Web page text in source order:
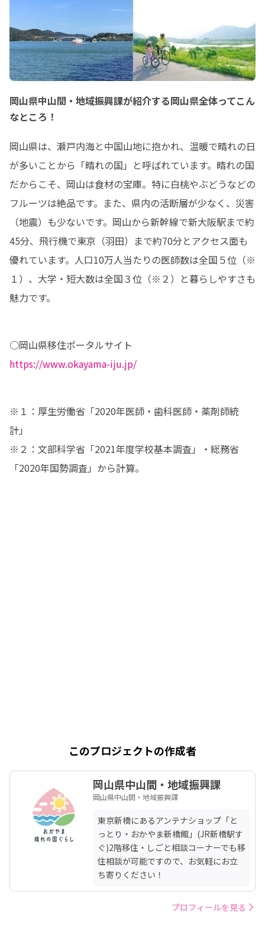
岡山県中山間・地域振興課が紹介する岡山県全体ってこん
なところ！
岡山県は、瀬戸内海と中国山地に抱かれ、温暖で晴れの日
が多いことから「晴れの国」と呼ばれています。晴れの国
だからこそ、岡山は食材の宝庫。特に白桃やぶどうなどの
フルーツは絶品です。また、県内の活断層が少なく、災害
（地震）も少ないです。岡山から新幹線で新大阪駅まで約
45分、飛行機で東京（羽田）まで約70分とアクセス面も
優れています。人口10万人当たりの医師数は全国５位（※
１）、大学・短大数は全国３位（※２）と暮らしやすさも
魅力です。
https://www.okayama-iju.jp/
※１：厚生労働省「2020年医師・歯科医師・薬剤師統
計」
※２：文部科学省「2021年度学校基本調査」・総務省
「2020年国勢調査」から計算。
このプロジェクトの作成者
岡山県中山間・地域振興課
岡山県中山間・地域振興課
東京新橋にあるアンテナショップ「と
っとり・おかやま新橋館」(JR新橋駅す
ぐ)2階移住・しごと相談コーナーでも移
住相談が可能ですので、お気軽にお立
ち寄りください！
プロフィールを見る